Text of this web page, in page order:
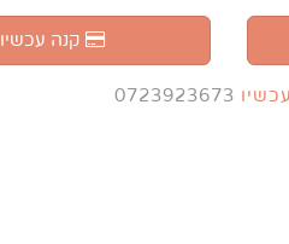
קנה עכשיו
0723923673